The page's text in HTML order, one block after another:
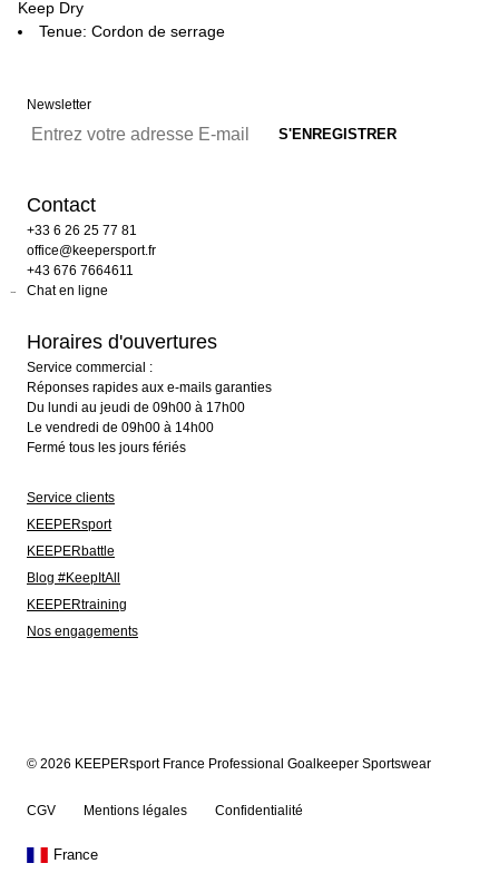
Keep Dry
Tenue: Cordon de serrage
Newsletter
Contact
+33 6 26 25 77 81
office@keepersport.fr
+43 676 7664611
Chat en ligne
Horaires d'ouvertures
Service commercial :
Réponses rapides aux e-mails garanties
Du lundi au jeudi de 09h00 à 17h00
Le vendredi de 09h00 à 14h00
Fermé tous les jours fériés
Service clients
KEEPERsport
KEEPERbattle
Blog #KeepItAll
KEEPERtraining
Nos engagements
© 2026 KEEPERsport France Professional Goalkeeper Sportswear
CGV Mentions légales Confidentialité
France